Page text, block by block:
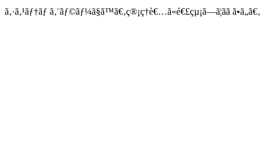
ã‚·ã‚¹ãƒ†ãƒ ã‚¨ãƒ©ãƒ¼ã§ã™ã€‚ç®¡ç†è€…ã«é€£çµ¡ã—ã¦ãã ã•ã„ã€‚